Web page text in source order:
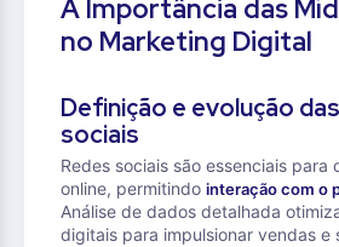
A Importância das
no Marketing Digital
Definição e evolução
sociais
Redes sociais são essenciais para
online, permitindo interação com o
Análise de dados detalhada
digitais para impulsionar vendas e